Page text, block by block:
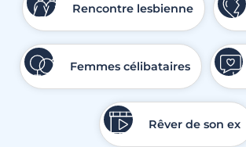
Rencontre lesbienne
Femmes célibataires
Rêver de son ex